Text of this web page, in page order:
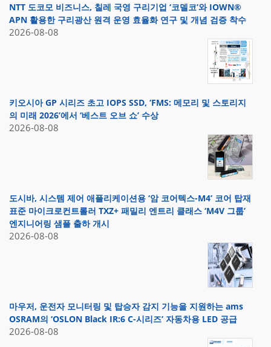
NTT 도코모 비즈니스, 칠레 국영 구리기업 ‘코델코’와 IOWN®
APN 활용한 구리광산 원격 운영 효율화 연구 및 개념 검증 착수
2026-08-08
키오시아 GP 시리즈 초고 IOPS SSD, ‘FMS: 메모리 및 스토리지
의 미래 2026’에서 ‘베스트 오브 쇼’ 수상
2026-08-08
도시바, 시스템 제어 애플리케이션용 ‘암 코어텍스-M4’ 코어 탑재
표준 마이크로컨트롤러 TXZ+ 패밀리 엔트리 클래스 ‘M4V 그룹’
엔지니어링 샘플 출하 개시
2026-08-08
마우저, 운전자 모니터링 및 탑승자 감지 기능을 지원하는 ams
OSRAM의 ‘OSLON Black IR:6 C-시리즈’ 자동차용 LED 공급
2026-08-08